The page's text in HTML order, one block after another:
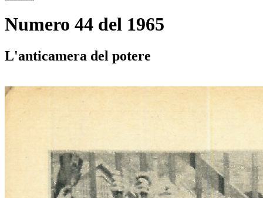
Numero 44 del 1965
L'anticamera del potere